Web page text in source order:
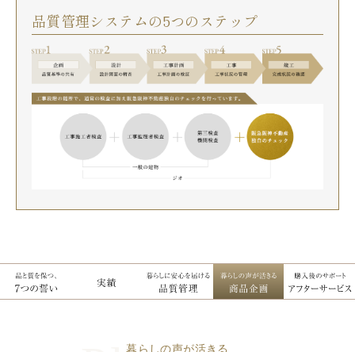
品質管理システムの5つのステップ
暮らしの声が活きる